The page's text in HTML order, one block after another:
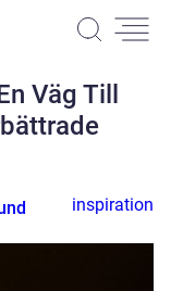
Väg Till
inspiration